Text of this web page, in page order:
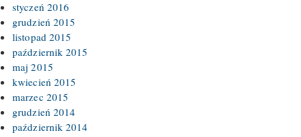
styczeń 2016
grudzień 2015
listopad 2015
październik 2015
maj 2015
kwiecień 2015
marzec 2015
grudzień 2014
październik 2014